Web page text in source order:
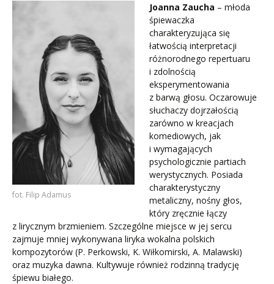
fot. Filip Adamus
Joanna Zaucha – młoda
śpiewaczka
charakteryzująca się
łatwością interpretacji
różnorodnego repertuaru
i zdolnością
eksperymentowania
z barwą głosu. Oczarowuje
słuchaczy dojrzałością
zarówno w kreacjach
komediowych, jak
i wymagających
psychologicznie partiach
werystycznych. Posiada
charakterystyczny
metaliczny, nośny głos,
który zręcznie łączy
z lirycznym brzmieniem. Szczególne miejsce w jej sercu
zajmuje mniej wykonywana liryka wokalna polskich
kompozytorów (P. Perkowski, K. Wiłkomirski, A. Malawski)
oraz muzyka dawna. Kultywuje również rodzinną tradycję
śpiewu białego.